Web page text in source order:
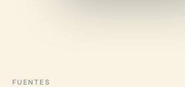
FUENTES